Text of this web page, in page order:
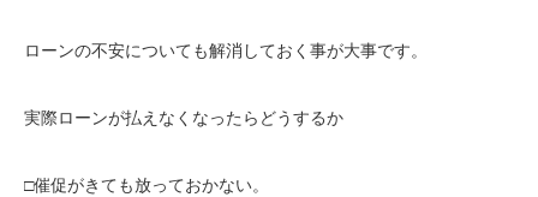
ローンの不安についても解消しておく事が大事です。
実際ローンが払えなくなったらどうするか
□催促がきても放っておかない。